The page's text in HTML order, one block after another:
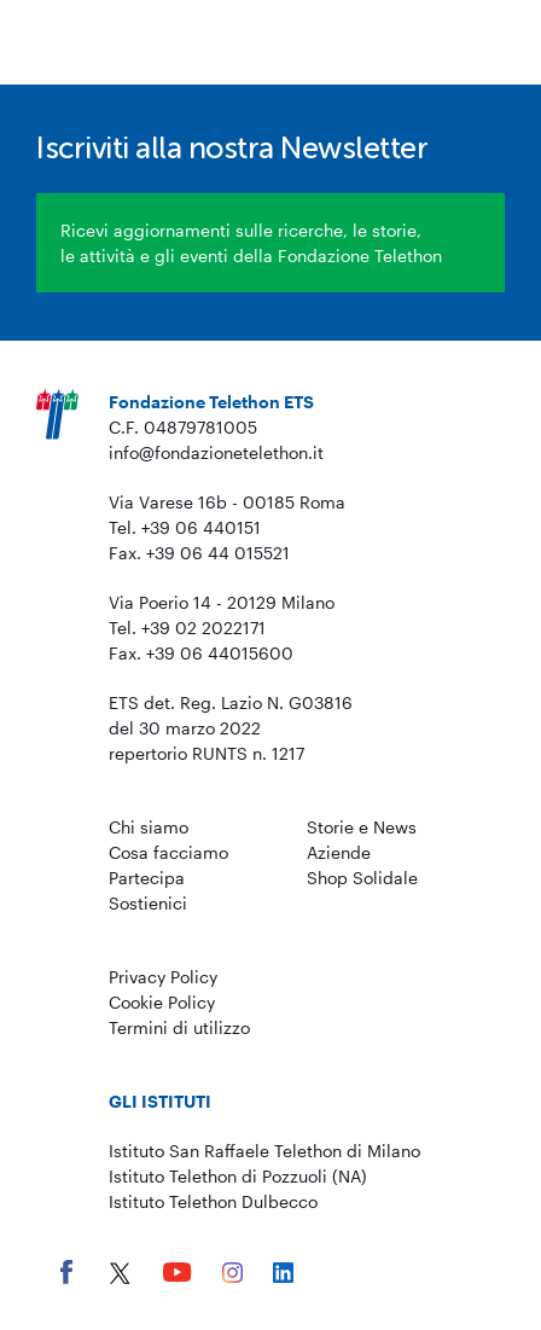
Iscriviti alla nostra Newsletter
Ricevi aggiornamenti sulle ricerche, le storie,
le attività e gli eventi della Fondazione Telethon
Fondazione Telethon ETS
C.F. 04879781005
info@fondazionetelethon.it
Via Varese 16b - 00185 Roma
Tel. +39 06 440151
Fax. +39 06 44 015521
Via Poerio 14 - 20129 Milano
Tel. +39 02 2022171
Fax. +39 06 44015600
ETS det. Reg. Lazio N. G03816
del 30 marzo 2022
repertorio RUNTS n. 1217
Chi siamo
Cosa facciamo
Partecipa
Sostienici
Storie e News
Aziende
Shop Solidale
Privacy Policy
Cookie Policy
Termini di utilizzo
GLI ISTITUTI
Istituto San Raffaele Telethon di Milano
Istituto Telethon di Pozzuoli (NA)
Istituto Telethon Dulbecco